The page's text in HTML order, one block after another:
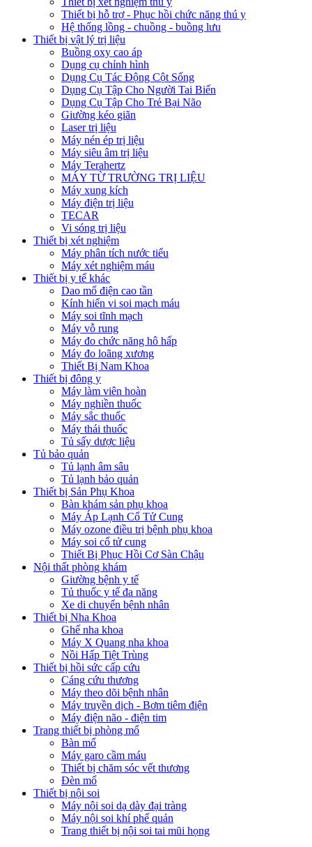
Thiết bị hỗ trợ - Phục hồi chức năng thú y
Hệ thống lồng - chuồng - buồng lưu
Thiết bị vật lý trị liệu
Buồng oxy cao áp
Dụng cụ chỉnh hình
Dụng Cụ Tác Động Cột Sống
Dụng Cụ Tập Cho Người Tai Biến
Dụng Cụ Tập Cho Trẻ Bại Não
Giường kéo giãn
Laser trị liệu
Máy nén ép trị liệu
Máy siêu âm trị liệu
Máy Terahertz
MÁY TỪ TRƯỜNG TRỊ LIỆU
Máy xung kích
Máy điện trị liệu
TECAR
Vi sóng trị liệu
Thiết bị xét nghiệm
Máy phân tích nước tiểu
Máy xét nghiệm máu
Thiết bị y tế khác
Dao mổ điện cao tần
Kính hiển vi soi mạch máu
Máy soi tĩnh mạch
Máy vỗ rung
Máy đo chức năng hô hấp
Máy đo loãng xương
Thiết Bị Nam Khoa
Thiết bị đông y
Máy làm viên hoàn
Máy nghiền thuốc
Máy sắc thuốc
Máy thái thuốc
Tủ sấy dược liệu
Tủ bảo quản
Tủ lạnh âm sâu
Tủ lạnh bảo quản
Thiết bị Sản Phụ Khoa
Bàn khám sản phụ khoa
Máy Áp Lạnh Cổ Tử Cung
Máy ozone điều trị bệnh phụ khoa
Máy soi cổ tử cung
Thiết Bị Phục Hồi Cơ Sàn Chậu
Nội thất phòng khám
Giường bệnh y tế
Tủ thuốc y tế đa năng
Xe di chuyển bệnh nhân
Thiết bị Nha Khoa
Ghế nha khoa
Máy X Quang nha khoa
Nồi Hấp Tiệt Trùng
Thiết bị hồi sức cấp cứu
Cáng cứu thương
Máy theo dõi bệnh nhân
Máy truyền dịch - Bơm tiêm điện
Máy điện não - điện tim
Trang thiết bị phòng mổ
Bàn mổ
Máy garo cầm máu
Thiết bị chăm sóc vết thương
Đèn mổ
Thiết bị nội soi
Máy nội soi dạ dày đại tràng
Máy nội soi khí phế quản
Trang thiết bị nội soi tai mũi họng